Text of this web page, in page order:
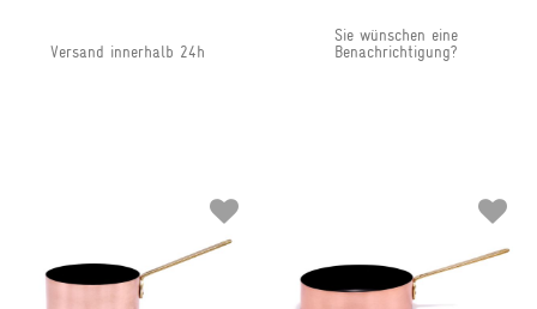
Versand innerhalb 24h
Sie wünschen eine
Benachrichtigung?